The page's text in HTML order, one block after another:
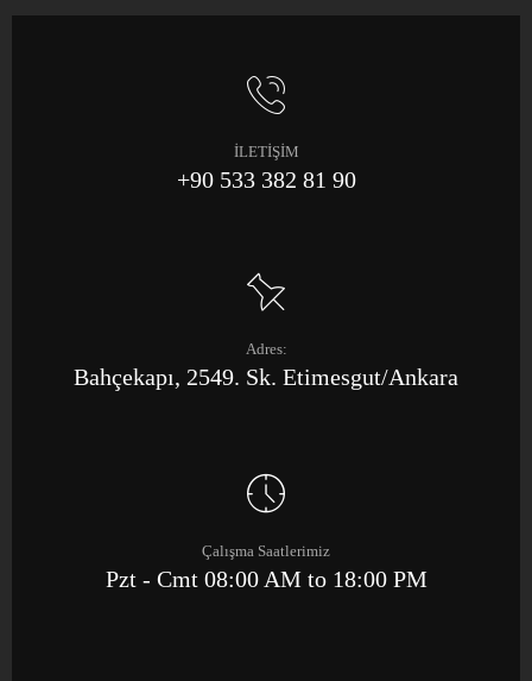
İLETİŞİM
+90 533 382 81 90
Adres:
Bahçekapı, 2549. Sk. Etimesgut/Ankara
Çalışma Saatlerimiz
Pzt - Cmt 08:00 AM to 18:00 PM